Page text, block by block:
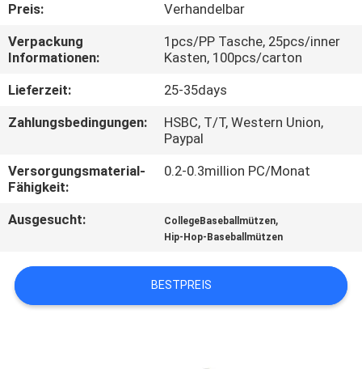
TRETEN
SIE
MIT
UNS
VERBINDUNG
NACHRICHTEN
FÄLLE
Preis:
Verhandelbar
Verpackung
Informationen:
1pcs/PP Tasche, 25pcs/inner
Kasten, 100pcs/carton
Lieferzeit:
25-35days
Zahlungsbedingungen:
HSBC, T/T, Western Union,
Paypal
Versorgungsmaterial-
Fähigkeit:
0.2-0.3million PC/Monat
Ausgesucht: CollegeBaseballmützen,
Hip-Hop-Baseballmützen
BESTPREIS